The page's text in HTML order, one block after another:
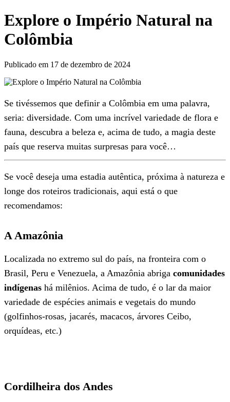
Explore o Império Natural na
Colômbia
Publicado em 17 de dezembro de 2024
Se tivéssemos que definir a Colômbia em uma palavra,
seria: diversidade. Com uma incrível variedade de flora e
fauna, descubra a beleza e, acima de tudo, a magia deste
país que reserva muitas surpresas para você…
Se você deseja uma estadia autêntica, próxima à natureza e
longe dos roteiros tradicionais, aqui está o que
recomendamos:
A Amazônia
Localizada no extremo sul do país, na fronteira com o
Brasil, Peru e Venezuela, a Amazônia abriga comunidades
indígenas há milênios. Acima de tudo, é o lar da maior
variedade de espécies animais e vegetais do mundo
(golfinhos-rosas, jacarés, macacos, árvores Ceibo,
orquídeas, etc.)
Cordilheira dos Andes